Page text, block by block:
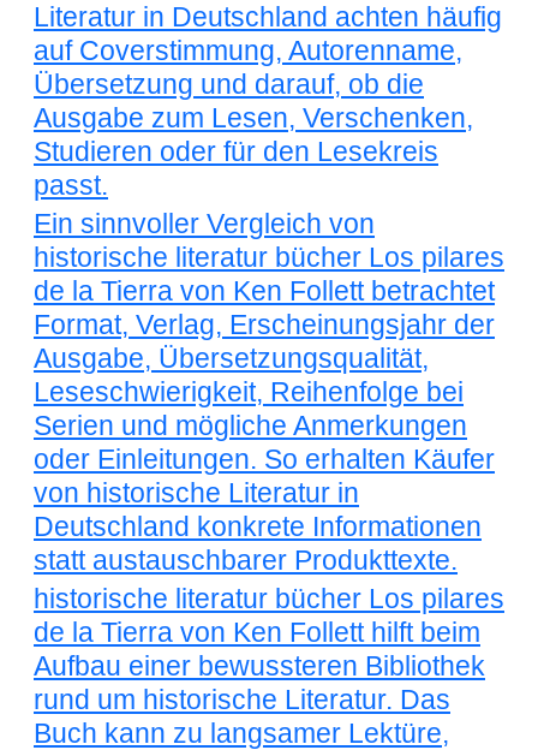
Literatur in Deutschland achten häufig
auf Coverstimmung, Autorenname,
Übersetzung und darauf, ob die
Ausgabe zum Lesen, Verschenken,
Studieren oder für den Lesekreis
passt.
Ein sinnvoller Vergleich von
historische literatur bücher Los pilares
de la Tierra von Ken Follett betrachtet
Format, Verlag, Erscheinungsjahr der
Ausgabe, Übersetzungsqualität,
Leseschwierigkeit, Reihenfolge bei
Serien und mögliche Anmerkungen
oder Einleitungen. So erhalten Käufer
von historische Literatur in
Deutschland konkrete Informationen
statt austauschbarer Produkttexte.
historische literatur bücher Los pilares
de la Tierra von Ken Follett hilft beim
Aufbau einer bewussteren Bibliothek
rund um historische Literatur. Das
Buch kann zu langsamer Lektüre,